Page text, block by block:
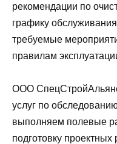
рекомендации по
графику
требуемые
правилам
ООО
услуг по
выполняем полевые
подготовку